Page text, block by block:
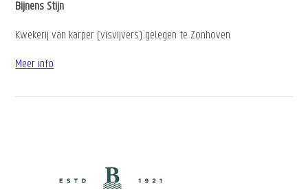
Bijnens Stijn
Kwekerij van karper (visvijvers) gelegen te Zonhoven.
Meer info